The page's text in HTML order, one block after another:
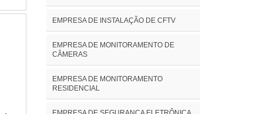
EMPRESA DE INSTALAÇÃO DE CFTV
EMPRESA DE MONITORAMENTO DE
CÂMERAS
EMPRESA DE MONITORAMENTO
RESIDENCIAL